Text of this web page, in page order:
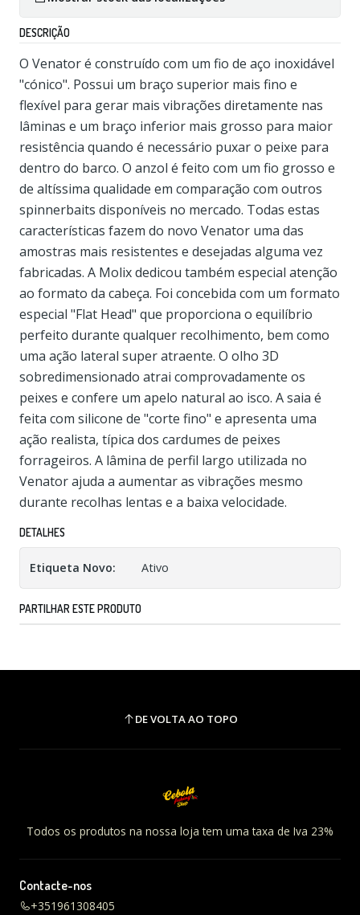
DESCRIÇÃO
O Venator é construído com um fio de aço inoxidável
"cónico". Possui um braço superior mais fino e
flexível para gerar mais vibrações diretamente nas
lâminas e um braço inferior mais grosso para maior
resistência quando é necessário puxar o peixe para
dentro do barco. O anzol é feito com um fio grosso e
de altíssima qualidade em comparação com outros
spinnerbaits disponíveis no mercado. Todas estas
características fazem do novo Venator uma das
amostras mais resistentes e desejadas alguma vez
fabricadas. A Molix dedicou também especial atenção
ao formato da cabeça. Foi concebida com um formato
especial "Flat Head" que proporciona o equilíbrio
perfeito durante qualquer recolhimento, bem como
uma ação lateral super atraente. O olho 3D
sobredimensionado atrai comprovadamente os
peixes e confere um apelo natural ao isco. A saia é
feita com silicone de "corte fino" e apresenta uma
ação realista, típica dos cardumes de peixes
forrageiros. A lâmina de perfil largo utilizada no
Venator ajuda a aumentar as vibrações mesmo
durante recolhas lentas e a baixa velocidade.
DETALHES
Etiqueta Novo: Ativo
PARTILHAR ESTE PRODUTO
DE VOLTA AO TOPO
Todos os produtos na nossa loja tem uma taxa de Iva 23%
Contacte-nos
+351961308405